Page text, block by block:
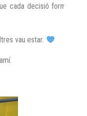
cada decisió forma part
vau estar.